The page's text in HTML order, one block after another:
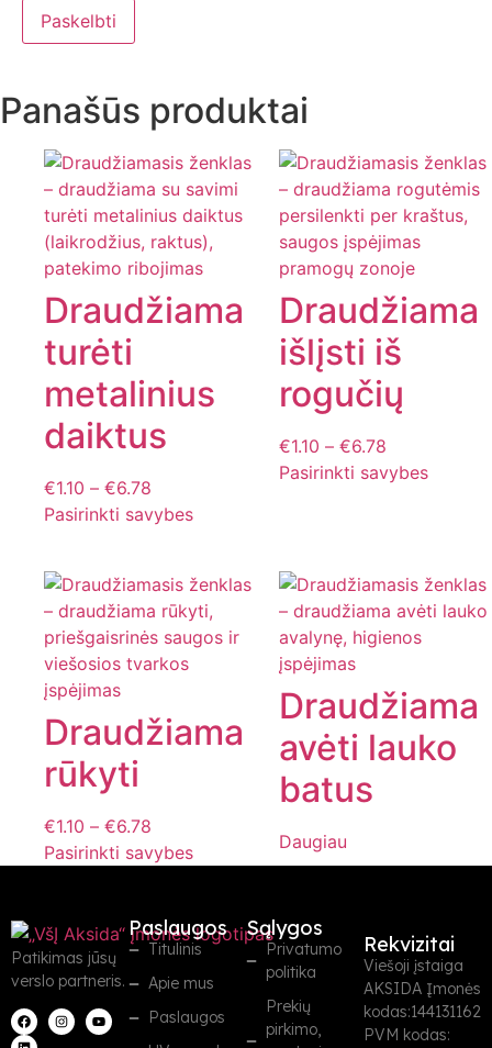
Panašūs produktai
Draudžiama
turėti
metalinius
daiktus
€1.10 – €6.78
Pasirinkti savybes
Draudžiama
išlįsti iš
rogučių
€1.10 – €6.78
Pasirinkti savybes
Draudžiama
rūkyti
€1.10 – €6.78
Pasirinkti savybes
Draudžiama
avėti lauko
batus
Daugiau
Patikimas jūsų
verslo partneris.
Paslaugos
Titulinis
Apie mus
Paslaugos
Sąlygos
Privatumo
politika
Prekių
pirkimo,
Rekvizitai
Viešoji įstaiga
AKSIDA Įmonės
kodas:144131162
PVM kodas: